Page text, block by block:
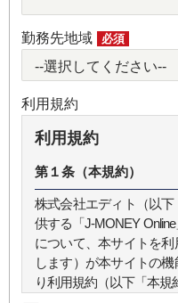
勤務先地域 必須
利用規約
利用規約
第１条（本規約）
株式会社エディト（以
供する「J-MONEY
について、本サイトを
します）が本サイトの
り利用規約（以下「本規